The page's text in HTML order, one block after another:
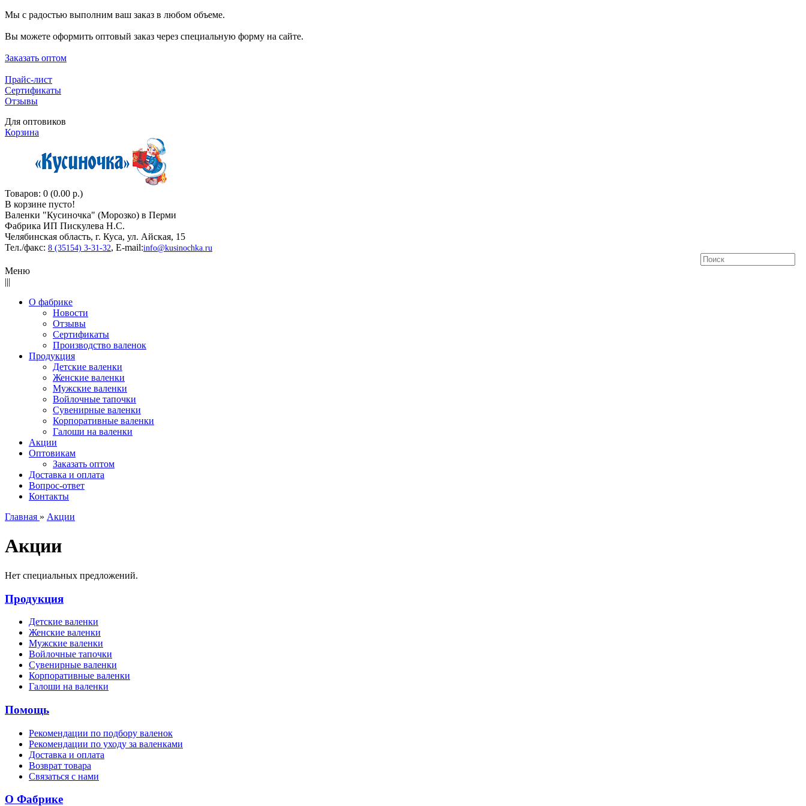
Мы с радостью выполним ваш заказ в любом объеме.
Вы можете оформить оптовый заказ через специальную форму на сайте.
Заказать оптом
Прайс-лист
Сертификаты
Отзывы
Для оптовиков
Корзина
Товаров: 0 (0.00 р.)
В корзине пусто!
Валенки "Кусиночкa" (Морозко) в Перми
Фабрика ИП Пискулева Н.С.
Челябинская область, г. Куса, ул. Айская, 15
Тел./факс: 8 (35154) 3-31-32, E-mail:info@kusinochka.ru
Меню
|||
О фабрике
Новости
Отзывы
Сертификаты
Производство валенок
Продукция
Детские валенки
Женские валенки
Мужские валенки
Войлочные тапочки
Сувенирные валенки
Корпоративные валенки
Галоши на валенки
Акции
Оптовикам
Заказать оптом
Доставка и оплата
Вопрос-ответ
Контакты
Главная » Акции
Акции
Нет специальных предложений.
Продукция
Детские валенки
Женские валенки
Мужские валенки
Войлочные тапочки
Сувенирные валенки
Корпоративные валенки
Галоши на валенки
Помощь
Рекомендации по подбору валенок
Рекомендации по уходу за валенками
Доставка и оплата
Возврат товара
Связаться с нами
О Фабрике